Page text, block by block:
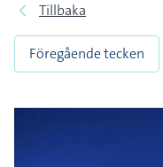
Tillbaka
Föregående tecken